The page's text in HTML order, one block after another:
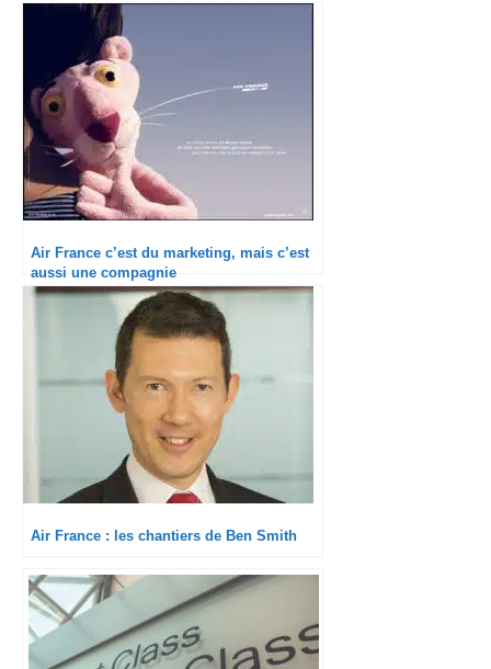
Air France c’est du marketing, mais c’est
aussi une compagnie
Air France : les chantiers de Ben Smith